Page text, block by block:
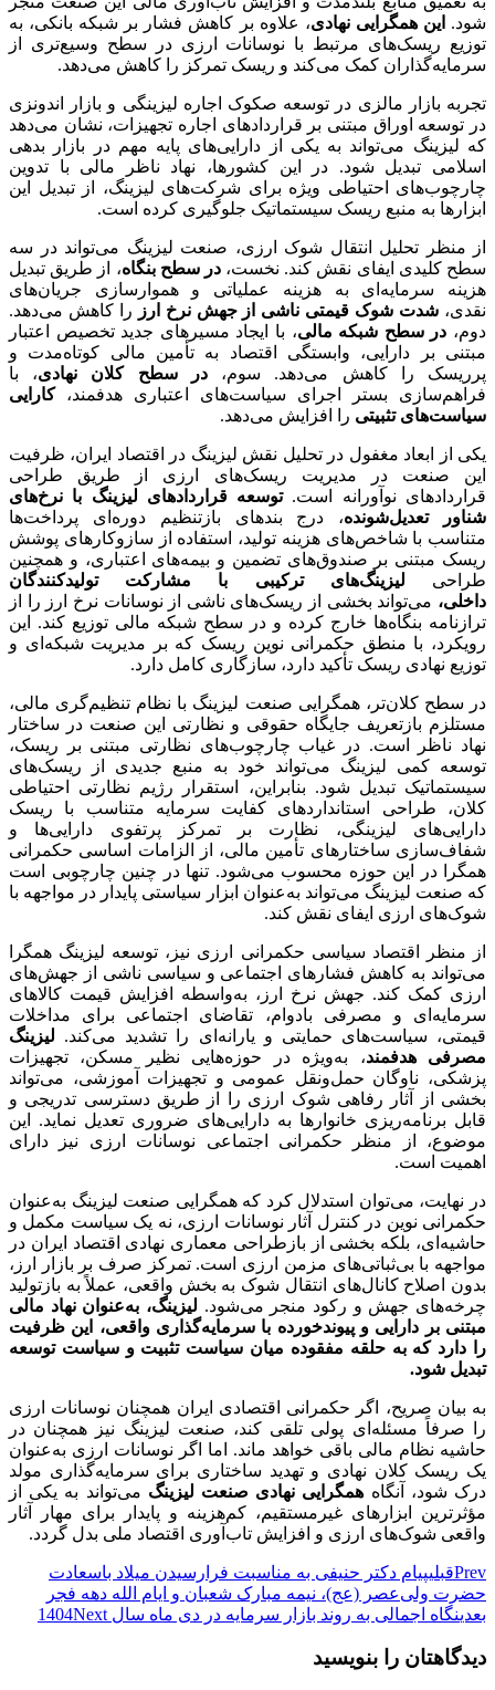
شود. این همگرایی نهادی، علاوه بر کاهش فشار بر شبکه بانکی، به
توزیع ریسک‌های مرتبط با نوسانات ارزی در سطح وسیع‌تری از
سرمایه‌گذاران کمک می‌کند و ریسک تمرکز را کاهش می‌دهد.
تجربه بازار مالزی در توسعه صکوک اجاره لیزینگی و بازار اندونزی
در توسعه اوراق مبتنی بر قراردادهای اجاره تجهیزات، نشان می‌دهد
که لیزینگ می‌تواند به یکی از دارایی‌های پایه مهم در بازار بدهی
اسلامی تبدیل شود. در این کشورها، نهاد ناظر مالی با تدوین
چارچوب‌های احتیاطی ویژه برای شرکت‌های لیزینگ، از تبدیل این
ابزارها به منبع ریسک سیستماتیک جلوگیری کرده است.
از منظر تحلیل انتقال شوک ارزی، صنعت لیزینگ می‌تواند در سه
سطح کلیدی ایفای نقش کند. نخست،در سطح بنگاه، از طریق تبدیل
هزینه سرمایه‌ای به هزینه عملیاتی و هموارسازی جریان‌های
نقدی، شدت شوک قیمتی ناشی از جهش نرخ ارز را کاهش می‌دهد.
دوم، در سطح شبکه مالی، با ایجاد مسیرهای جدید تخصیص اعتبار
مبتنی بر دارایی، وابستگی اقتصاد به تأمین مالی کوتاه‌مدت و
پرریسک را کاهش می‌دهد. سوم،در سطح کلان نهادی، با
فراهم‌سازی بستر اجرای سیاست‌های اعتباری هدفمند،کارایی
سیاست‌های تثبیتی را افزایش می‌دهد.
یکی از ابعاد مغفول در تحلیل نقش لیزینگ در اقتصاد ایران، ظرفیت
این صنعت در مدیریت ریسک‌های ارزی از طریق طراحی
قراردادهای نوآورانه است.توسعه قراردادهای لیزینگ با نرخ‌های
شناور تعدیل‌شونده، درج بندهای بازتنظیم دوره‌ای پرداخت‌ها
متناسب با شاخص‌های هزینه تولید، استفاده از سازوکارهای پوشش
ریسک مبتنی بر صندوق‌های تضمین و بیمه‌های اعتباری، و همچنین
طراحی لیزینگ‌های ترکیبی با مشارکت تولیدکنندگان
داخلی، می‌تواند بخشی از ریسک‌های ناشی از نوسانات نرخ ارز را از
ترازنامه بنگاه‌ها خارج کرده و در سطح شبکه مالی توزیع کند. این
رویکرد، با منطق حکمرانی نوین ریسک که بر مدیریت شبکه‌ای و
توزیع نهادی ریسک تأکید دارد، سازگاری کامل دارد.
در سطح کلان‌تر، همگرایی صنعت لیزینگ با نظام تنظیم‌گری مالی،
مستلزم بازتعریف جایگاه حقوقی و نظارتی این صنعت در ساختار
نهاد ناظر است. در غیاب چارچوب‌های نظارتی مبتنی بر ریسک،
توسعه کمی لیزینگ می‌تواند خود به منبع جدیدی از ریسک‌های
سیستماتیک تبدیل شود. بنابراین، استقرار رژیم نظارتی احتیاطی
کلان، طراحی استانداردهای کفایت سرمایه متناسب با ریسک
دارایی‌های لیزینگی، نظارت بر تمرکز پرتفوی دارایی‌ها و
شفاف‌سازی ساختارهای تأمین مالی، از الزامات اساسی حکمرانی
همگرا در این حوزه محسوب می‌شود. تنها در چنین چارچوبی است
که صنعت لیزینگ می‌تواند به‌عنوان ابزار سیاستی پایدار در مواجهه با
شوک‌های ارزی ایفای نقش کند.
از منظر اقتصاد سیاسی حکمرانی ارزی نیز، توسعه لیزینگ همگرا
می‌تواند به کاهش فشارهای اجتماعی و سیاسی ناشی از جهش‌های
ارزی کمک کند. جهش نرخ ارز، به‌واسطه افزایش قیمت کالاهای
سرمایه‌ای و مصرفی بادوام، تقاضای اجتماعی برای مداخلات
قیمتی، سیاست‌های حمایتی و یارانه‌ای را تشدید می‌کند. لیزینگ
مصرفی هدفمند، به‌ویژه در حوزه‌هایی نظیر مسکن، تجهیزات
پزشکی، ناوگان حمل‌ونقل عمومی و تجهیزات آموزشی، می‌تواند
بخشی از آثار رفاهی شوک ارزی را از طریق دسترسی تدریجی و
قابل برنامه‌ریزی خانوارها به دارایی‌های ضروری تعدیل نماید. این
موضوع، از منظر حکمرانی اجتماعی نوسانات ارزی نیز دارای
اهمیت است.
در نهایت، می‌توان استدلال کرد که همگرایی صنعت لیزینگ به‌عنوان
حکمرانی نوین در کنترل آثار نوسانات ارزی، نه یک سیاست مکمل و
حاشیه‌ای، بلکه بخشی از بازطراحی معماری نهادی اقتصاد ایران در
مواجهه با بی‌ثباتی‌های مزمن ارزی است. تمرکز صرف بر بازار ارز،
بدون اصلاح کانال‌های انتقال شوک به بخش واقعی، عملاً به بازتولید
چرخه‌های جهش و رکود منجر می‌شود. لیزینگ، به‌عنوان نهاد مالی
مبتنی بر دارایی و پیوندخورده با سرمایه‌گذاری واقعی، این ظرفیت
را دارد که به حلقه مفقوده میان سیاست تثبیت و سیاست توسعه
تبدیل شود.
به بیان صریح، اگر حکمرانی اقتصادی ایران همچنان نوسانات ارزی
را صرفاً مسئله‌ای پولی تلقی کند، صنعت لیزینگ نیز همچنان در
حاشیه نظام مالی باقی خواهد ماند. اما اگر نوسانات ارزی به‌عنوان
یک ریسک کلان نهادی و تهدید ساختاری برای سرمایه‌گذاری مولد
درک شود، آنگاه همگرایی نهادی صنعت لیزینگ می‌تواند به یکی از
مؤثرترین ابزارهای غیرمستقیم، کم‌هزینه و پایدار برای مهار آثار
واقعی شوک‌های ارزی و افزایش تاب‌آوری اقتصاد ملی بدل گردد.
Prevقبلیپیام دکتر حنیفی به مناسبت فرارسیدن میلاد باسعادت
حضرت ولی‌عصر (عج)، نیمه مبارک شعبان و ایام الله دهه فجر
بعدینگاه اجمالی به روند بازار سرمایه در دی ماه سال 1404 Next
دیدگاهتان را بنویسید